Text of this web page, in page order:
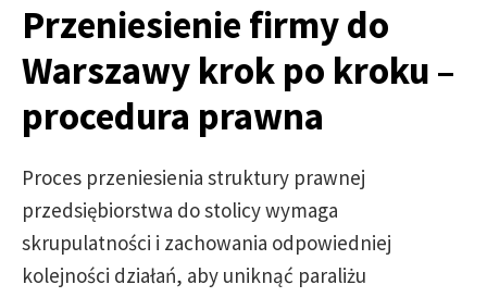
Przeniesienie firmy do
Warszawy krok po kroku –
procedura prawna
Proces przeniesienia struktury prawnej
przedsiębiorstwa do stolicy wymaga
skrupulatności i zachowania odpowiedniej
kolejności działań, aby uniknąć paraliżu